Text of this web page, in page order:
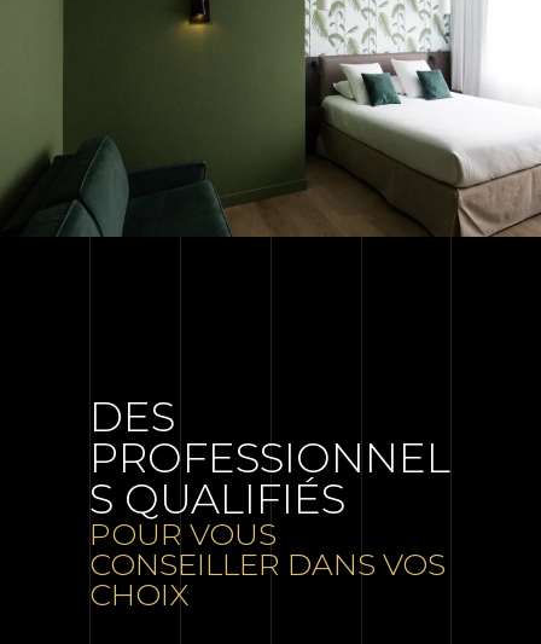
DES
PROFESSIONNEL
S QUALIFIÉS
POUR VOUS
CONSEILLER DANS VOS
CHOIX